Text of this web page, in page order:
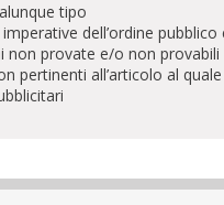
tipo
dell’ordine
non provate e/o non
pertinenti all’articolo al